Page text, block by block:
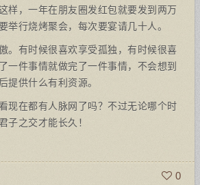
样，一年在朋友圈发红包就要发到两万
举行烧烤聚会，每次要宴请几十人。
。有时候很喜欢享受孤独，有时候很喜
一件事情就做完了一件事情，不会想到
提供什么有利资源。
现在都有人脉网了吗？不过无论哪个时
子之交才能长久！
0